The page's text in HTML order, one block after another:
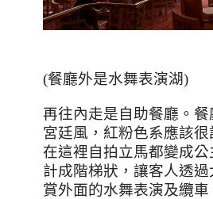
(餐廳外是水舞表演湖)
再往內走是自助餐廳。餐
宮廷風，紅粉色系應該很
在這裡自拍立馬都變成
計成階梯狀，讓客人透
賞外面的水舞表演及纜車